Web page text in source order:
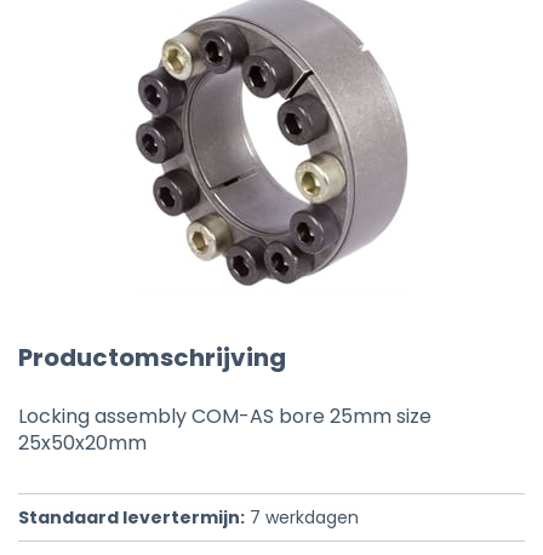
Productomschrijving
Locking assembly COM-AS bore 25mm size
25x50x20mm
Standaard levertermijn: 7 werkdagen